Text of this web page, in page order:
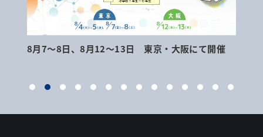
8月7～8日、8月12～13日 東京・大阪にて開催